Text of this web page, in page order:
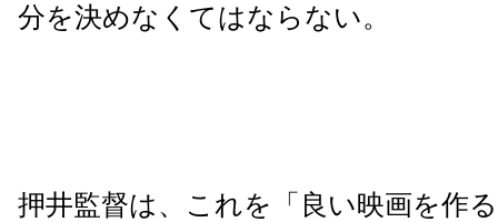
分を決めなくてはならない。
押井監督は、これを「良い映画を作